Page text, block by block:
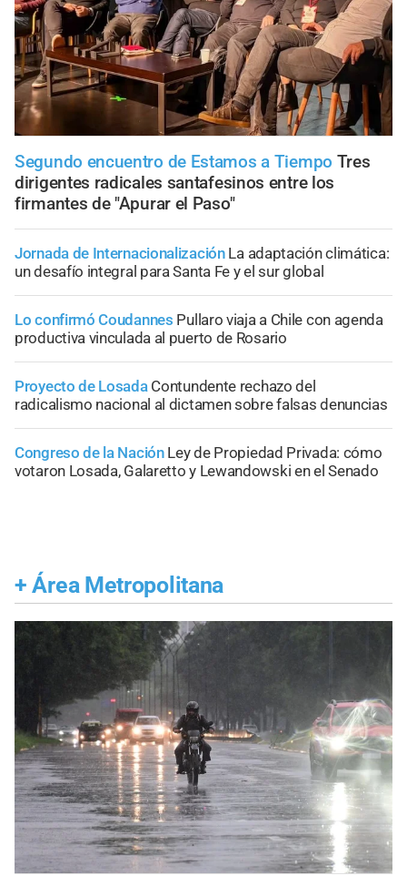
Segundo encuentro de Estamos a Tiempo Tres
dirigentes radicales santafesinos entre los
firmantes de "Apurar el Paso"
Jornada de Internacionalización La adaptación climática:
un desafío integral para Santa Fe y el sur global
Lo confirmó Coudannes Pullaro viaja a Chile con agenda
productiva vinculada al puerto de Rosario
Proyecto de Losada Contundente rechazo del
radicalismo nacional al dictamen sobre falsas denuncias
Congreso de la Nación Ley de Propiedad Privada: cómo
votaron Losada, Galaretto y Lewandowski en el Senado
+ Área Metropolitana